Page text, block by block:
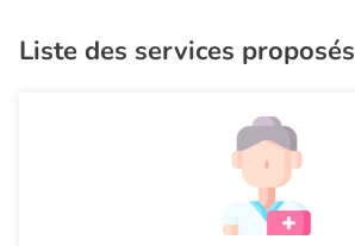
Liste des services proposés